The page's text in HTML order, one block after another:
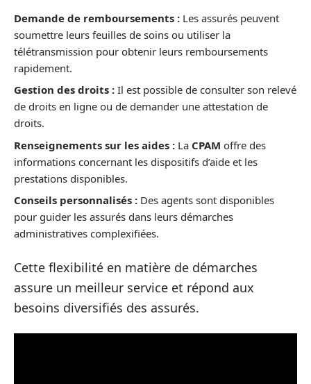
Demande de remboursements : Les assurés peuvent
soumettre leurs feuilles de soins ou utiliser la
télétransmission pour obtenir leurs remboursements
rapidement.
Gestion des droits : Il est possible de consulter son relevé
de droits en ligne ou de demander une attestation de
droits.
Renseignements sur les aides : La CPAM offre des
informations concernant les dispositifs d’aide et les
prestations disponibles.
Conseils personnalisés : Des agents sont disponibles
pour guider les assurés dans leurs démarches
administratives complexifiées.
Cette flexibilité en matière de démarches
assure un meilleur service et répond aux
besoins diversifiés des assurés.